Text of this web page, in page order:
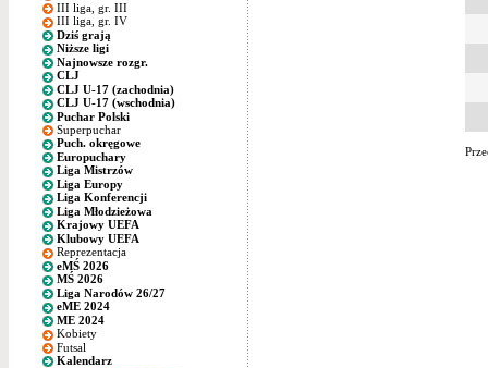
III liga, gr. III
III liga, gr. IV
Dziś grają
Niższe ligi
Najnowsze rozgr.
CLJ
CLJ U-17 (zachodnia)
CLJ U-17 (wschodnia)
Puchar Polski
Superpuchar
Puch. okręgowe
Europuchary
Liga Mistrzów
Liga Europy
Liga Konferencji
Liga Młodzieżowa
Krajowy UEFA
Klubowy UEFA
Reprezentacja
eMŚ 2026
MŚ 2026
Liga Narodów 26/27
eME 2024
ME 2024
Kobiety
Futsal
Kalendarz